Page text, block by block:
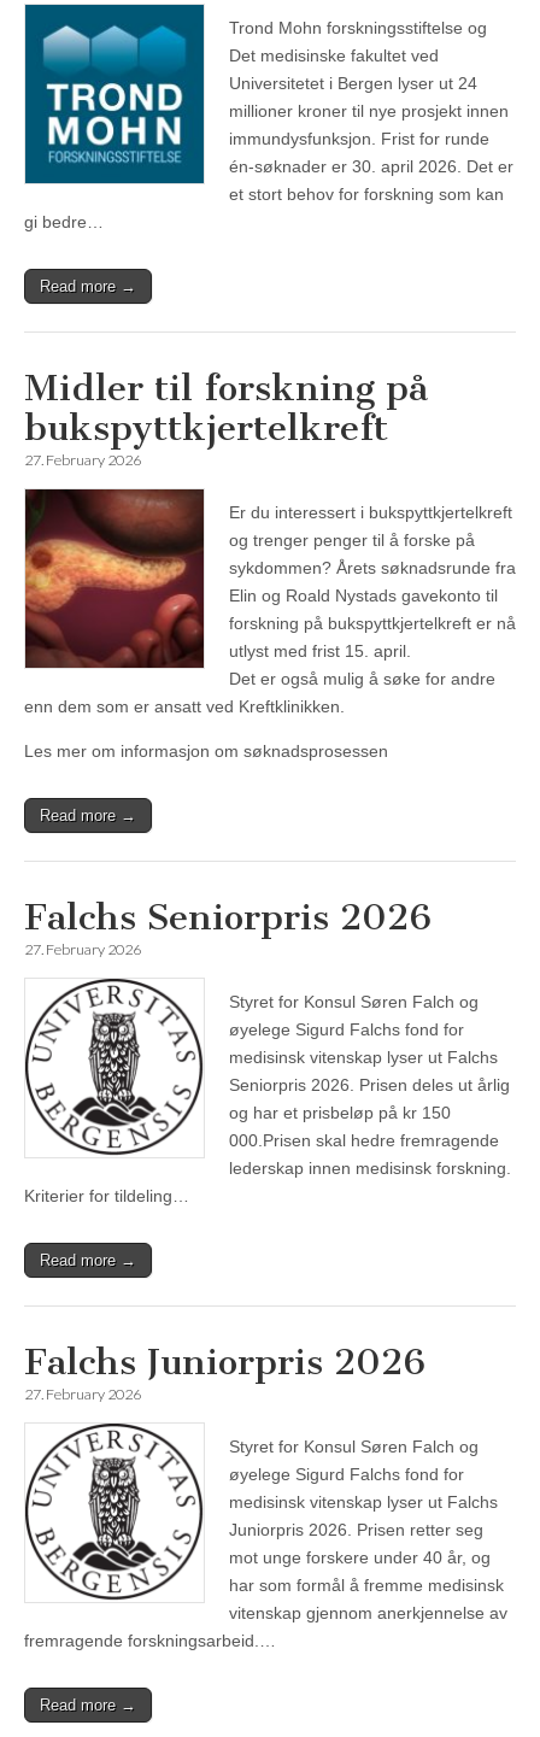
Trond Mohn forskningsstiftelse og
Det medisinske fakultet ved
Universitetet i Bergen lyser ut 24
millioner kroner til nye prosjekt innen
immundysfunksjon. Frist for runde
én‑søknader er 30. april 2026. Det er
et stort behov for forskning som kan
gi bedre…
Read more →
Midler til forskning på
bukspyttkjertelkreft
27. February 2026
Er du interessert i bukspyttkjertelkreft
og trenger penger til å forske på
sykdommen? Årets søknadsrunde fra
Elin og Roald Nystads gavekonto til
forskning på bukspyttkjertelkreft er nå
utlyst med frist 15. april.
Det er også mulig å søke for andre
enn dem som er ansatt ved Kreftklinikken.
Les mer om informasjon om søknadsprosessen
Read more →
Falchs Seniorpris 2026
27. February 2026
Styret for Konsul Søren Falch og
øyelege Sigurd Falchs fond for
medisinsk vitenskap lyser ut Falchs
Seniorpris 2026. Prisen deles ut årlig
og har et prisbeløp på kr 150
000.Prisen skal hedre fremragende
lederskap innen medisinsk forskning.
Kriterier for tildeling…
Read more →
Falchs Juniorpris 2026
27. February 2026
Styret for Konsul Søren Falch og
øyelege Sigurd Falchs fond for
medisinsk vitenskap lyser ut Falchs
Juniorpris 2026. Prisen retter seg
mot unge forskere under 40 år, og
har som formål å fremme medisinsk
vitenskap gjennom anerkjennelse av
fremragende forskningsarbeid.…
Read more →